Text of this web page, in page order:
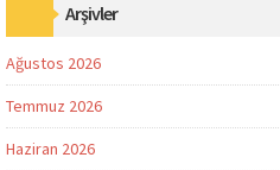
Arşivler
Ağustos 2026
Temmuz 2026
Haziran 2026